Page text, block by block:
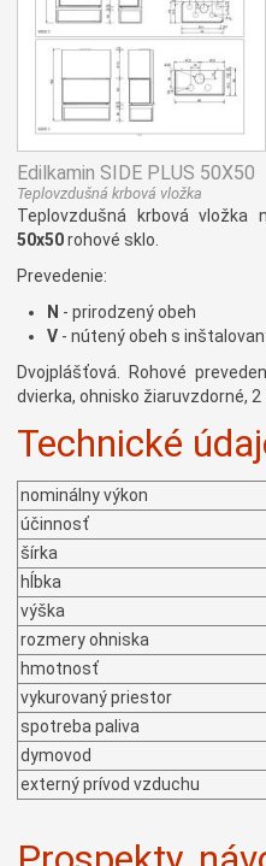
Edilkamin SIDE PLUS 50X50
Teplovzdušná krbová vložka
Teplovzdušná krbová vložka
50x50rohové sklo.
Prevedenie:
N - prirodzený obeh
V - nútený obeh s
Dvojplášťová. Rohové
dvierka, ohnisko žiaruvzdorné,
Technické
nominálny výkon
účinnosť
šírka
hĺbka
výška
rozmery ohniska
hmotnosť
vykurovaný priestor
spotreba paliva
dymovod
externý prívod vzduchu